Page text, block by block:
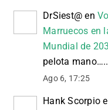
DrSiest@ en
Marruecos en
Mundial de
pelota mano…..
Ago 6, 17:25
Hank Scorpio